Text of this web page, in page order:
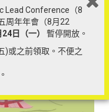
/ Macau / Malaysia
/ LGS 教會帳戶登
Lead Conference（8
周年年會（8月22
24 日（一）
暫停開放。
)或之前領取。不便之
。